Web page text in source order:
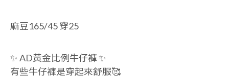
麻豆165/45 穿25
✨ AD黃金比例牛仔褲 ✨
有些牛仔褲是穿起來舒服🥰